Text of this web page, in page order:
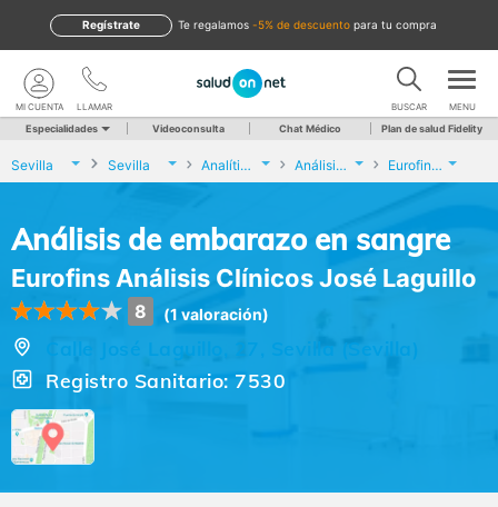
te regalamos -5% de descuento para tu compra
Regístrate
LLAMAR
MI CUENTA BUSCAR MENU
Especialidades Videoconsulta Chat Médico Plan de salud Fidelity
Sevilla Sevilla Analíticas y Genética Análisis de embarazo en sangre Eurofins Análisis Clínicos José Laguillo
Análisis de embarazo en sangre
Eurofins Análisis Clínicos José Laguillo
8 (1 valoración)
Calle José Laguillo, 27, Sevilla (Sevilla)
Registro Sanitario: 7530